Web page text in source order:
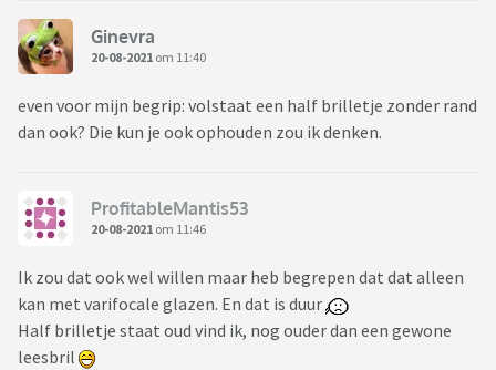
Ginevra
20-08-2021 om 11:40
even voor mijn begrip: volstaat een half brilletje zonder rand
dan ook? Die kun je ook ophouden zou ik denken.
ProfitableMantis53
20-08-2021 om 11:46
Ik zou dat ook wel willen maar heb begrepen dat dat alleen
kan met varifocale glazen. En dat is duur
Half brilletje staat oud vind ik, nog ouder dan een gewone
leesbril